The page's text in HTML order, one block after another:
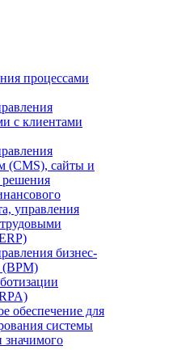
процессами
с клиентами
(CMS), сайты и
решения
управления
бизнес-
(BPM)
обеспечение для
системы